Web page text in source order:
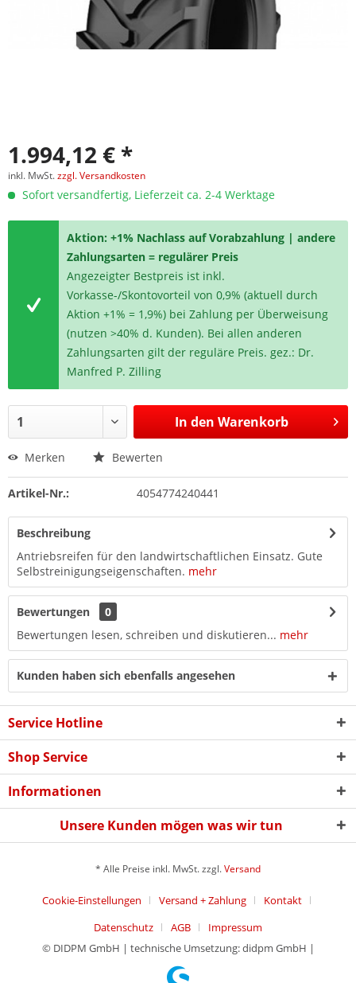
1.994,12 € *
inkl. MwSt.zzgl. Versandkosten
Sofort versandfertig, Lieferzeit ca. 2-4 Werktage
Aktion: +1% Nachlass auf Vorabzahlung | andere
Zahlungsarten = regulärer Preis
Angezeigter Bestpreis ist inkl.
Vorkasse-/Skontovorteil von 0,9% (aktuell durch
Aktion +1% = 1,9%) bei Zahlung per Überweisung
(nutzen >40% d. Kunden). Bei allen anderen
Zahlungsarten gilt der reguläre Preis. gez.: Dr.
Manfred P. Zilling
In den Warenkorb
Merken Bewerten
Artikel-Nr.: 4054774240441
Beschreibung
Antriebsreifen für den landwirtschaftlichen Einsatz. Gute
Selbstreinigungseigenschaften. mehr
Bewertungen
0
Bewertungen lesen, schreiben und diskutieren... mehr
Kunden haben sich ebenfalls angesehen
Service Hotline
Shop Service
Informationen
Unsere Kunden mögen was wir tun
* Alle Preise inkl. MwSt. zzgl.Versand
Cookie-Einstellungen Versand + Zahlung
Kontakt
Datenschutz
AGB
Impressum
© DIDPM GmbH | technische Umsetzung: didpm GmbH |